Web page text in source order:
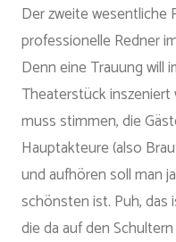
Der zweite wesentliche
professionelle Redner
Denn eine Trauung will
Theaterstück inszeniert
muss stimmen, die
Hauptakteure (also
und aufhören soll man
schönsten ist. Puh, das
die da auf den